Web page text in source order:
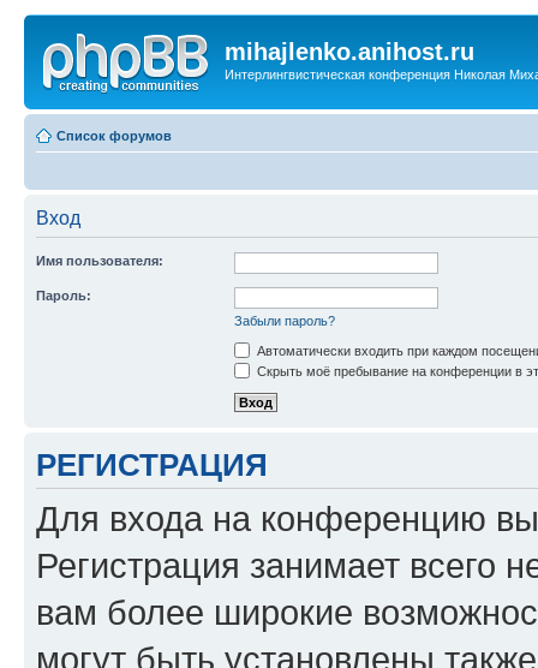
mihajlenko.anihost.ru
Интерлингвистическая конференция Николая
Список форумов
Вход
Имя пользователя:
Пароль:
Забыли пароль?
Автоматически входить при каждом
Скрыть моё пребывание на конференции в
РЕГИСТРАЦИЯ
Для входа на конференцию
Регистрация занимает всего
вам более широкие
могут быть установлены